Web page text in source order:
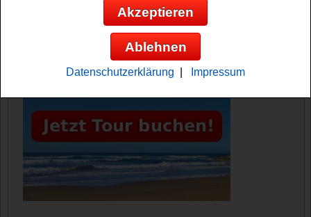
Akzeptieren
Ablehnen
Datenschutzerklärung Impressum